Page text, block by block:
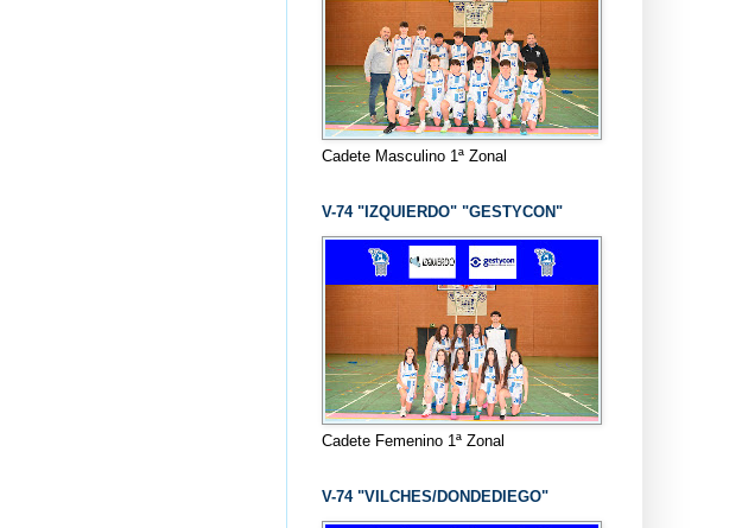
Cadete Masculino 1ª Zonal
V-74 "IZQUIERDO" "GESTYCON"
Cadete Femenino 1ª Zonal
V-74 "VILCHES/DONDEDIEGO"